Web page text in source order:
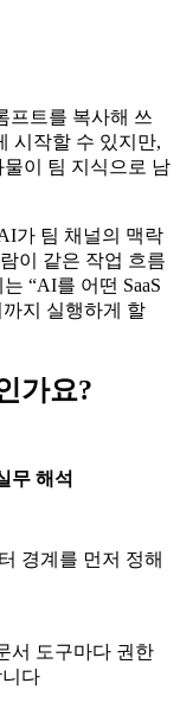
프트를 복사해 쓰
시작할 수 있지만,
이 팀 지식으로 남
가 팀 채널의 맥락
이 같은 작업 흐름
“AI를 어떤 SaaS
지 실행하게 할
가요?
무 해석
경계를 먼저 정해
서 도구마다 권한
다